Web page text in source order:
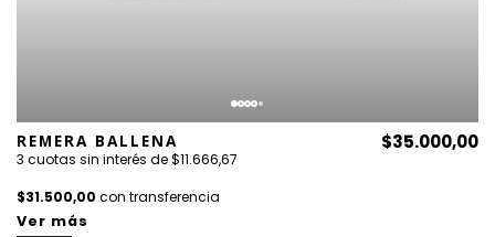
REMERA BALLENA
3 cuotas sin interés de $11.666,67
$31.500,00 con transferencia
$35.000,00
Ver más